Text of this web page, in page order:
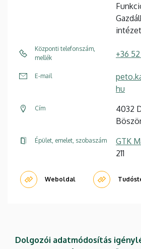
Központi telefonszám,
mellék
+36
E-mail
hu
Cím
4032
Épület, emelet, szobaszám GTK
211
Weboldal
Dolgozói adatmódosítás